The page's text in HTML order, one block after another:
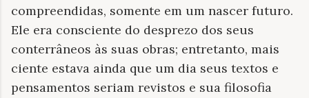
compreendidas, somente em um nascer futuro.
Ele era consciente do desprezo dos seus
conterrâneos às suas obras; entretanto, mais
ciente estava ainda que um dia seus textos e
pensamentos seriam revistos e sua filosofia